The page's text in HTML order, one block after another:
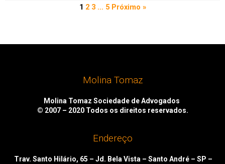
1 2 3 … 5 Próximo »
Molina Tomaz
Molina Tomaz Sociedade de Advogados
© 2007 – 2020 Todos os direitos reservados.
Endereço
Trav. Santo Hilário, 65 – Jd. Bela Vista – Santo André – SP –